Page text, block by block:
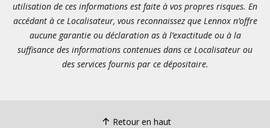
utilisation de ces informations est faite à vos propres risques. En
accédant à ce Localisateur, vous reconnaissez que Lennox n’offre
aucune garantie ou déclaration as à l’exactitude ou à la
suffisance des informations contenues dans ce Localisateur ou
des services fournis par ce dépositaire.
Retour en haut